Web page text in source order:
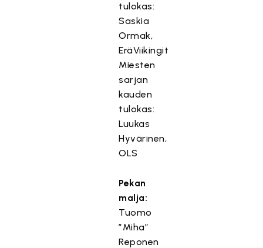
tulokas:
Saskia
Ormak,
EräViikingit
Miesten
sarjan
kauden
tulokas:
Luukas
Hyvärinen,
OLS
Pekan
malja:
Tuomo
”Miha”
Reponen